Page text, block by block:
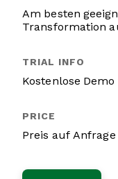
Am besten
Transformation
Kostenlose
Preis auf Anfrage